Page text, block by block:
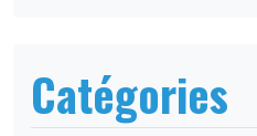
Catégories